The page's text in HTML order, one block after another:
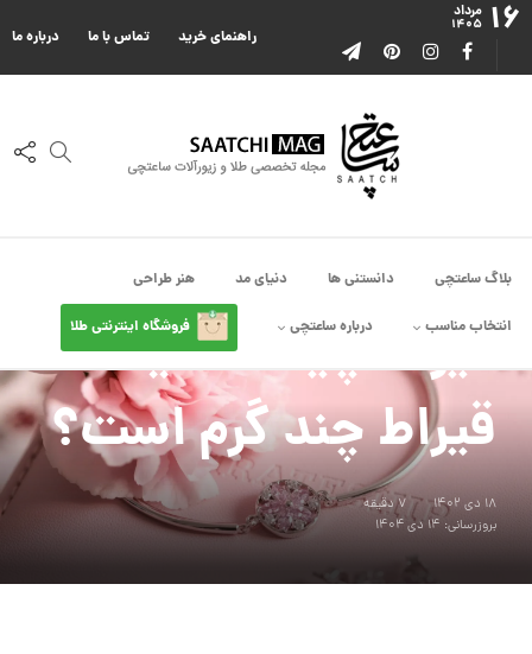
۱۶ مرداد
۱۴۰۵
درباره ما تماس با ما راهنمای خرید
بلاگ ساعتچی دانستنی ها دنیای مد هنر طراحی
انتخاب مناسب درباره ساعتچی فروشگاه اینترنتی طلا
دانستنی ها
قیراط چیست؟ یک
قیراط چند گرم است؟
۱۸ دی ۱۴۰۲
7 دقیقه
بروزرسانی: ۱۴ دی ۱۴۰۴